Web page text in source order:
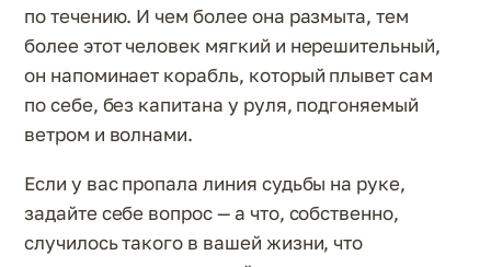
по течению. И чем более она размыта, тем
более этот человек мягкий и нерешительный,
он напоминает корабль, который плывет сам
по себе, без капитана у руля, подгоняемый
ветром и волнами.
Если у вас пропала линия судьбы на руке,
задайте себе вопрос — а что, собственно,
случилось такого в вашей жизни, что